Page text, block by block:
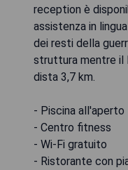
reception è
assistenza in
dei resti della
struttura mentre il
dista 3,7 km.
- Piscina all'aperto
- Centro fitness
- Wi-Fi gratuito
- Ristorante con